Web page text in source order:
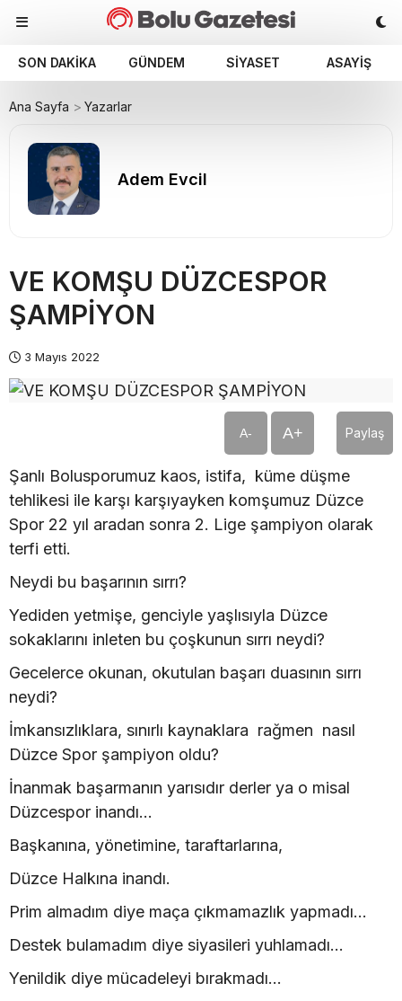
SON DAKIKA GÜNDEM SIYASET ASAYIŞ
Ana Sayfa Yazarlar
Adem Evcil
VE KOMŞU DÜZCESPOR
ŞAMPİYON
3 Mayıs 2022
A- A+ Paylaş
Şanlı Bolusporumuz kaos, istifa, küme düşme
tehlikesi ile karşı karşıyayken komşumuz Düzce
Spor 22 yıl aradan sonra 2. Lige şampiyon olarak
terfi etti.
Neydi bu başarının sırrı?
Yediden yetmişe, genciyle yaşlısıyla Düzce
sokaklarını inleten bu çoşkunun sırrı neydi?
Gecelerce okunan, okutulan başarı duasının sırrı
neydi?
İmkansızlıklara, sınırlı kaynaklara rağmen nasıl
Düzce Spor şampiyon oldu?
İnanmak başarmanın yarısıdır derler ya o misal
Düzcespor inandı...
Başkanına, yönetimine, taraftarlarına,
Düzce Halkına inandı.
Prim almadım diye maça çıkmamazlık yapmadı...
Destek bulamadım diye siyasileri yuhlamadı...
Yenildik diye mücadeleyi bırakmadı...